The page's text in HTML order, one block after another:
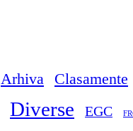
Arhiva Clasamente
Diverse EGC